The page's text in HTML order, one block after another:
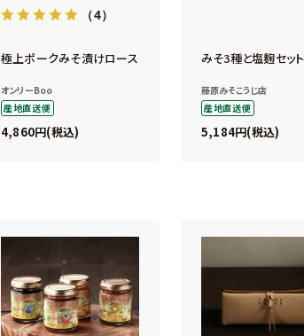
（4）
極上ポークみそ漬けロース
オンリーBoo
産地直送便
4,860 税込
みそ3種と塩麹セット
藤原みそこうじ店
産地直送便
5,184 税込